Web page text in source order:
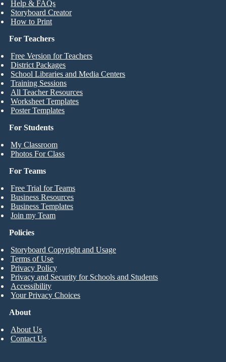
Help & FAQs
Storyboard Creator
How to Print
For Students
My Classroom
Photos For Class
For Teachers
Free Version for Teachers
District Packages
School Libraries and Media Centers
Training Sessions
All Teacher Resources
Worksheet Templates
Poster Templates
For Teams
Free Trial for Teams
Business Resources
Business Templates
Join my Team
About
About Us
Contact Us
Policies
Storyboard Copyright and Usage
Terms of Use
Privacy Policy
Privacy and Security for Schools and Students
Accessibility
Your Privacy Choices